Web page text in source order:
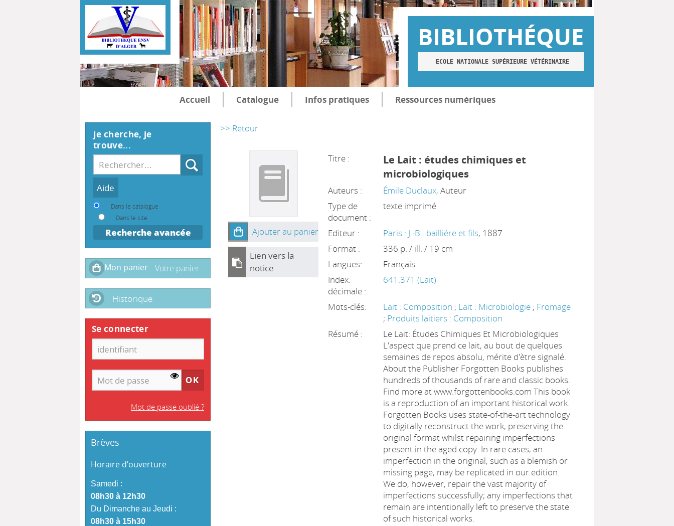
BIBLIOTHÉQUE
ECOLE NATIONALE SUPÉRIEURE VÉTÉRINAIRE
Accueil Catalogue Infos pratiques Ressources numériques
>> Retour
Ajouter au panier
Lien vers la
notice
Titre :
Le Lait : études chimiques et
microbiologiques
Auteurs : Émile Duclaux, Auteur
Type de
document :
texte imprimé
Editeur : Paris : J -B . bailliére et fils, 1887
Format :
336 p. / ill. / 19 cm
Langues:
Français
Index.
décimale :
641.371 (Lait)
Mots-clés: Lait : Composition ; Lait : Microbiologie ; Fromage
; Produits laitiers : Composition
Résumé :
Le Lait: Études Chimiques Et Microbiologiques
L'aspect que prend ce lait, au bout de quelques
semaines de repos absolu, mérite d'ètre signalé.
About the Publisher Forgotten Books publishes
hundreds of thousands of rare and classic books.
Find more at www.forgottenbooks.com This book
is a reproduction of an important historical work.
Forgotten Books uses state-of-the-art technology
to digitally reconstruct the work, preserving the
original format whilst repairing imperfections
present in the aged copy. In rare cases, an
imperfection in the original, such as a blemish or
missing page, may be replicated in our edition.
We do, however, repair the vast majority of
imperfections successfully; any imperfections that
remain are intentionally left to preserve the state
of such historical works.
Je cherche, je
trouve...
Recherche
Dans le catalogue
Dans le site
Recherche avancée
Historique
Se connecter
Mot de passe oublié ?
Brèves
Horaire d’ouverture
Samedi :
08h30 à 12h30
Du Dimanche au Jeudi :
08h30 à 15h30